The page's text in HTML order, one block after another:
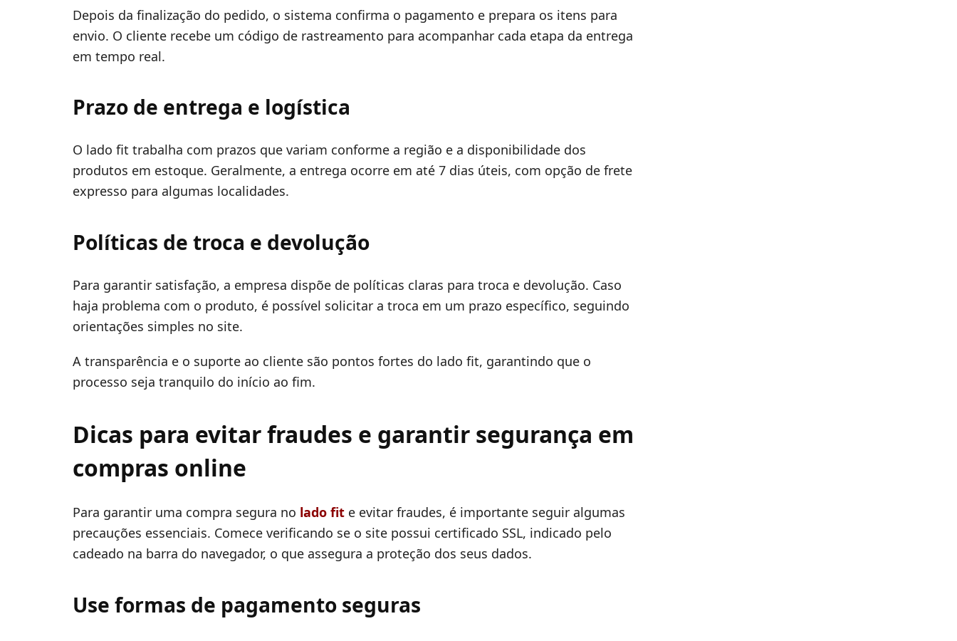
Depois da finalização do pedido, o sistema confirma o pagamento e prepara os itens para
envio. O cliente recebe um código de rastreamento para acompanhar cada etapa da entrega
em tempo real.
Prazo de entrega e logística
O lado fit trabalha com prazos que variam conforme a região e a disponibilidade dos
produtos em estoque. Geralmente, a entrega ocorre em até 7 dias úteis, com opção de frete
expresso para algumas localidades.
Políticas de troca e devolução
Para garantir satisfação, a empresa dispõe de políticas claras para troca e devolução. Caso
haja problema com o produto, é possível solicitar a troca em um prazo específico, seguindo
orientações simples no site.
A transparência e o suporte ao cliente são pontos fortes do lado fit, garantindo que o
processo seja tranquilo do início ao fim.
Dicas para evitar fraudes e garantir segurança em
compras online
Para garantir uma compra segura no lado fit e evitar fraudes, é importante seguir algumas
precauções essenciais. Comece verificando se o site possui certificado SSL, indicado pelo
cadeado na barra do navegador, o que assegura a proteção dos seus dados.
Use formas de pagamento seguras